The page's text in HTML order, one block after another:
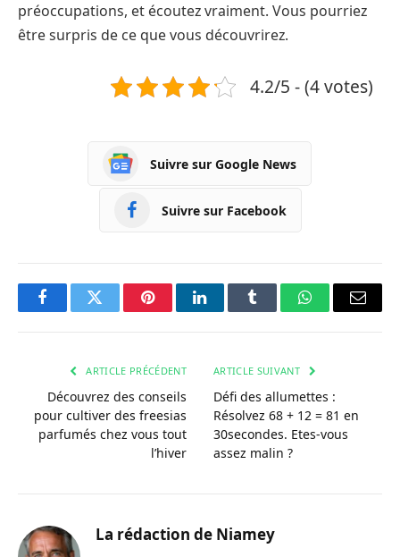
préoccupations, et écoutez vraiment. Vous pourriez
être surpris de ce que vous découvrirez.
4.2/5 - (4 votes)
Suivre sur Google News
Suivre sur Facebook
FacebookTwitter PinterestLinkedInTumblr WhatsApp
ARTICLE PRÉCÉDENT
Découvrez des conseils
pour cultiver des freesias
parfumés chez vous tout
l’hiver
ARTICLE SUIVANT
Défi des allumettes :
Résolvez 68 + 12 = 81 en
30secondes. Etes-vous
assez malin ?
La rédaction de Niamey